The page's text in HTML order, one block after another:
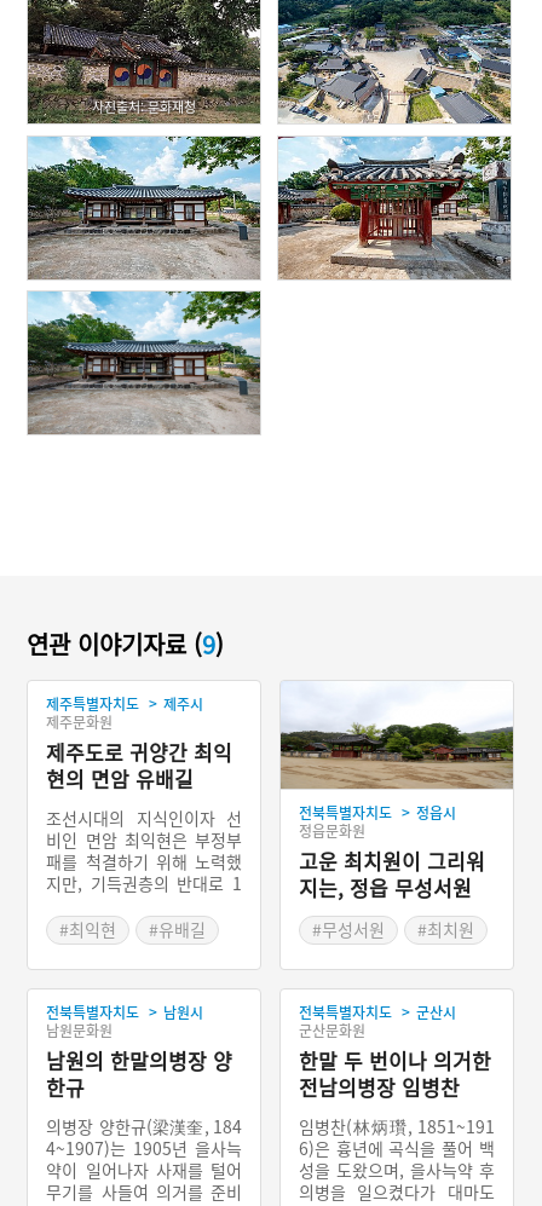
사진출처: 문화재청
연관 이야기자료 (9)
제주특별자치도 > 제주시
제주문화원
제주도로 귀양간 최익
현의 면암 유배길
조선시대의 지식인이자 선
비인 면암 최익현은 부정부
패를 척결하기 위해 노력했
지만, 기득권층의 반대로 1
다. 호남대로를 따라 전라도
해남의 관두포에서 배를 타
고 바닷길을 건너 제주도의
조천 포구에 도착했다. 조천
포구에 내려 제주 관아 근처
에서 유배 생활을 시작했다.
유배 생활이 끝나고 유배 생
활을 하던 집에서 한라산으
로 향하던 구간에서 첫 번째
로 도착한 방선문 계곡에 이
르는 5.5㎞ 구간은 2012년
면암 유배길로 재탄생했다.
#최익현 #유배길
전북특별자치도 > 정읍시
정읍문화원
고운 최치원이 그리워
지는, 정읍 무성서원
현가루
#무성서원
#최치원
#유네스코 세계유산
#유네스코 세계유산 한국
의 서원
#전라북도 누정
#정읍가볼만한곳
전북특별자치도 > 남원시
남원문화원
남원의 한말의병장 양
한규
의병장 양한규(梁漢奎, 184
4~1907)는 1905년 을사늑
약이 일어나자 사재를 털어
무기를 사들여 의거를 준비
전북특별자치도 > 군산시
군산문화원
한말 두 번이나 의거한
전남의병장 임병찬
임병찬(林炳瓚, 1851~191
6)은 흉년에 곡식을 풀어 백
성을 도왔으며, 을사늑약 후
의병을 일으켰다가 대마도